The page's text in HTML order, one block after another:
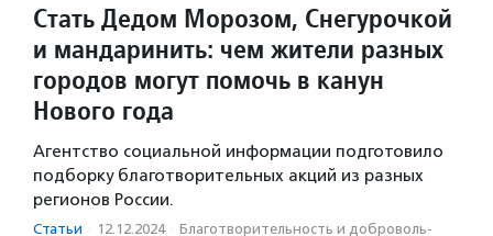
Стать Дедом Морозом, Снегурочкой
и мандаринить: чем жители разных
городов могут помочь в канун
Нового года
Агентство социальной информации подготовило
подборку благотворительных акций из разных
регионов России.
Статьи · 12.12.2024 · Благотвори­тель­ность и доброволь­